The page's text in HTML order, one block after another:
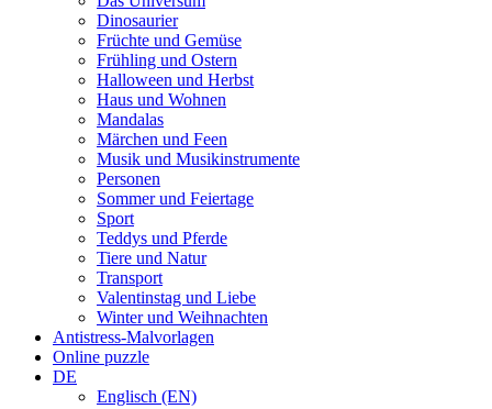
Dinosaurier
Früchte und Gemüse
Frühling und Ostern
Halloween und Herbst
Haus und Wohnen
Mandalas
Märchen und Feen
Musik und Musikinstrumente
Personen
Sommer und Feiertage
Sport
Teddys und Pferde
Tiere und Natur
Transport
Valentinstag und Liebe
Winter und Weihnachten
Antistress-Malvorlagen
Online puzzle
DE
Englisch (EN)